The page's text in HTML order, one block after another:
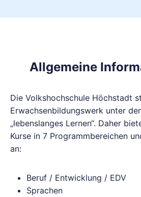
Allgemeine
Die Volkshochschule Höchstadt
Erwachsenbildungswerk unter
„lebenslanges Lernen“. Daher
Kurse in 7 Programmbereichen
an:
Beruf / Entwicklung / EDV
Sprachen